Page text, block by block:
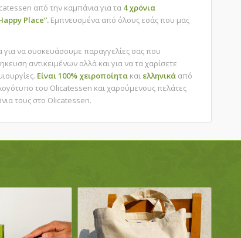
από την καμπάνια για τα 4 χρόνια
Place”. Εμπνευσμένα από όλους εσάς που μας
για να συσκευάσουμε παραγγελίες σας που
αντικειμένων αλλά και για να τα χαρίσετε
Είναι 100% χειροποίητα και ελληνικά από
του Olicatessen και χαρούμενους πελάτες
τους στο Olicatessen.